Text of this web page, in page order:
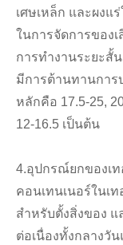
เศษเหล็ก และผงแ
ในการจัดการของ
การทำงานระยะสั้
มีการต้านทานการ
หลักคือ 17.5-25,
12-16.5 เป็นต้น
4.อุปกรณ์ยกของเ
คอนเทนเนอร์ในเ
สำหรับตั้งสิ่งของ
ต่อเนื่องทั้งกลางวั